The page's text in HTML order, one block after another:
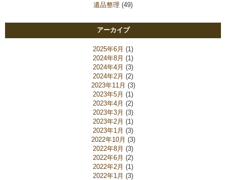
遺品整理 (49)
アーカイブ
2025年6月 (1)
2024年8月 (1)
2024年4月 (3)
2024年2月 (2)
2023年11月 (3)
2023年5月 (1)
2023年4月 (2)
2023年3月 (3)
2023年2月 (1)
2023年1月 (3)
2022年10月 (3)
2022年8月 (3)
2022年6月 (2)
2022年2月 (1)
2022年1月 (3)